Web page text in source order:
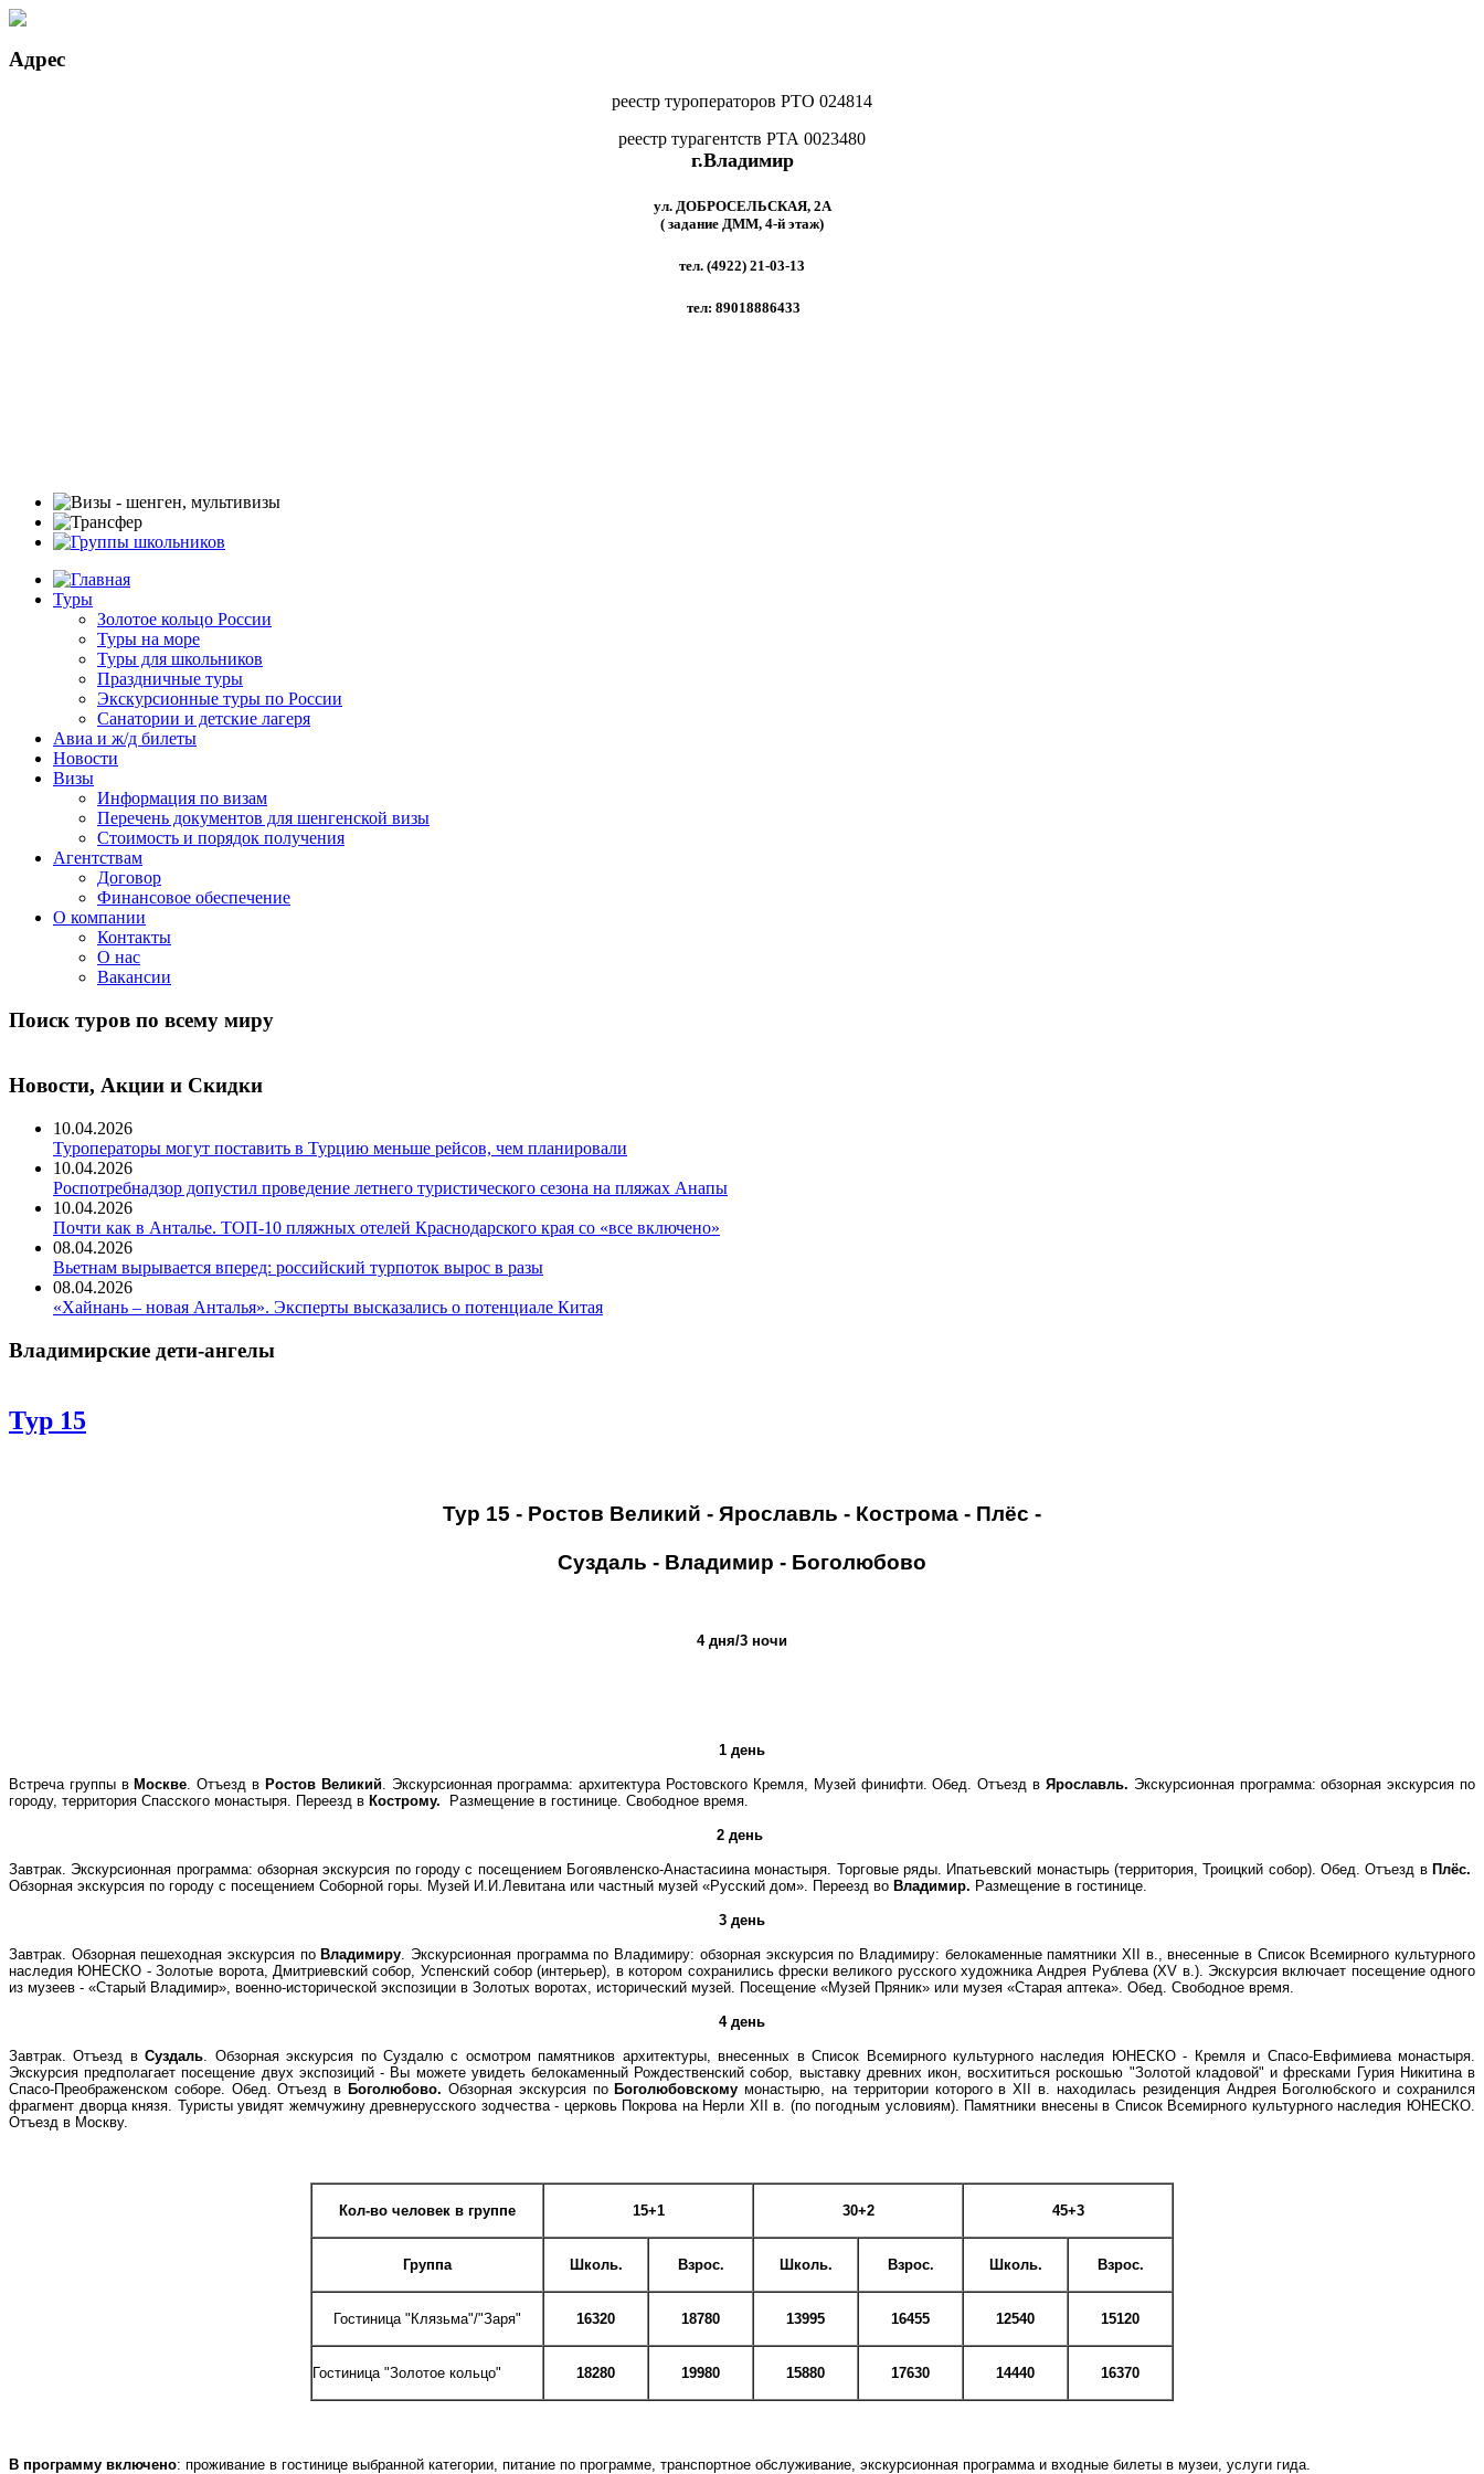
Адрес
реестр туроператоров РТО 024814
реестр турагентств РТА 0023480
г.Владимир
ул. ДОБРОСЕЛЬСКАЯ, 2A
( задание ДММ, 4-й этаж)
тел. (4922) 21-03-13
тел: 89018886433
Туры
Золотое кольцо России
Туры на море
Туры для школьников
Праздничные туры
Экскурсионные туры по России
Санатории и детские лагеря
Авиа и ж/д билеты
Новости
Визы
Информация по визам
Перечень документов для шенгенской визы
Стоимость и порядок получения
Агентствам
Договор
Финансовое обеспечение
О компании
Контакты
О нас
Вакансии
Поиск туров по всему миру
Новости, Акции и Скидки
10.04.2026
Туроператоры могут поставить в Турцию меньше рейсов, чем планировали
10.04.2026
Роспотребнадзор допустил проведение летнего туристического сезона на пляжах Анапы
10.04.2026
Почти как в Анталье. ТОП-10 пляжных отелей Краснодарского края со «все включено»
08.04.2026
Вьетнам вырывается вперед: российский турпоток вырос в разы
08.04.2026
«Хайнань – новая Анталья». Эксперты высказались о потенциале Китая
Владимирские дети-ангелы
Тур 15
Тур 15 - Ростов Великий - Ярославль - Кострома - Плёс -
Суздаль - Владимир - Боголюбово
4 дня/3 ночи
1 день
Встреча группы в Москве. Отъезд в Ростов Великий. Экскурсионная программа: архитектура Ростовского Кремля, Музей финифти. Обед. Отъезд в Ярославль. Экскурсионная программа: обзорная экскурсия по
городу, территория Спасского монастыря. Переезд в Кострому. Размещение в гостинице. Свободное время.
2 день
Завтрак. Экскурсионная программа: обзорная экскурсия по городу с посещением Богоявленско-Анастасиина монастыря. Торговые ряды. Ипатьевский монастырь (территория, Троицкий собор). Обед. Отъезд в Плёс.
Обзорная экскурсия по городу с посещением Соборной горы. Музей И.И.Левитана или частный музей «Русский дом». Переезд во Владимир. Размещение в гостинице.
3 день
Завтрак. Обзорная пешеходная экскурсия по Владимиру. Экскурсионная программа по Владимиру: обзорная экскурсия по Владимиру: белокаменные памятники XII в., внесенные в Список Всемирного культурного
наследия ЮНЕСКО - Золотые ворота, Дмитриевский собор, Успенский собор (интерьер), в котором сохранились фрески великого русского художника Андрея Рублева (XV в.). Экскурсия включает посещение одного
из музеев - «Старый Владимир», военно-исторической экспозиции в Золотых воротах, исторический музей. Посещение «Музей Пряник» или музея «Старая аптека». Обед. Свободное время.
4 день
Завтрак. Отъезд вСуздаль. Обзорная экскурсия по Суздалю с осмотром памятников архитектуры, внесенных в Список Всемирного культурного наследия ЮНЕСКО - Кремля и Спасо-Евфимиева монастыря.
Экскурсия предполагает посещение двух экспозиций - Вы можете увидеть белокаменный Рождественский собор, выставку древних икон, восхититься роскошью "Золотой кладовой" и фресками Гурия Никитина в
Спасо-Преображенском соборе. Обед. Отъезд в Боголюбово. Обзорная экскурсия по Боголюбовскому монастырю, на территории которого в XII в. находилась резиденция Андрея Боголюбского и сохранился
фрагмент дворца князя. Туристы увидят жемчужину древнерусского зодчества - церковь Покрова на Нерли XII в. (по погодным условиям). Памятники внесены в Список Всемирного культурного наследия ЮНЕСКО.
Отъезд в Москву.
Кол-во человек в группе 15+1 30+2 45+3
Группа Школь. Взрос. Школь. Взрос. Школь. Взрос.
Гостиница "Клязьма"/"Заря" 16320 18780 13995 16455 12540 15120
Гостиница "Золотое кольцо" 18280 19980 15880 17630 14440 16370
В программу включено: проживание в гостинице выбранной категории, питание по программе, транспортное обслуживание, экскурсионная программа и входные билеты в музеи, услуги гида.